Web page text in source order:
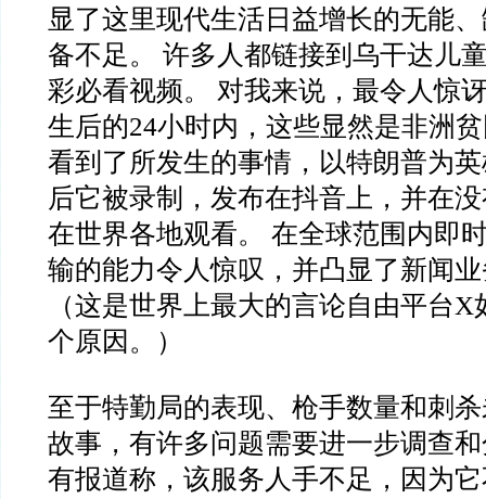
显了这里现代生活日益增长的无能
备不足。 许多人都链接到乌干达儿
彩必看视频。 对我来说，最令人惊
生后的24小时内，这些显然是非洲
看到了所发生的事情，以特朗普为
后它被录制，发布在抖音上，并在
在世界各地观看。 在全球范围内即
输的能力令人惊叹，并凸显了新闻
（这是世界上最大的言论自由平台
个原因。）
至于特勤局的表现、枪手数量和刺
故事，有许多问题需要进一步调查
有报道称，该服务人手不足，因为